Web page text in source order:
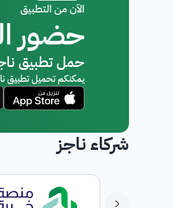
الآن من التطبيق
حضور
حمل تطبيق
يمكنكم تحميل تطبيق
شركاء ناجز